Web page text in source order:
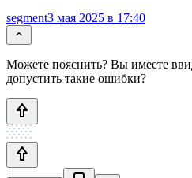
segment3 мая 2025 в 17:40
Можете пояснить? Вы имеете
допустить такие ошибки?